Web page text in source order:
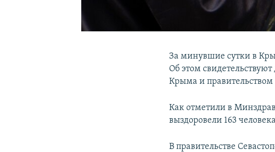
За минувшие сутки в
Об этом
Крыма и правительством
Как отметили в
выздоровели 163
В правительстве